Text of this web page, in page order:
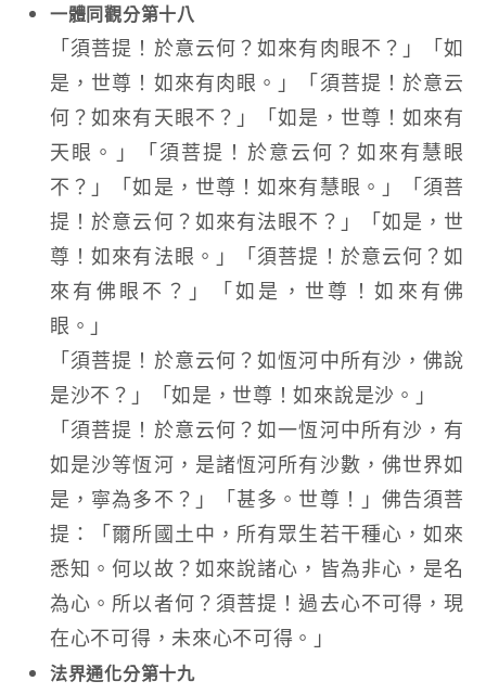
一體同觀分第十八
「須菩提！於意云何？如來有肉眼不？」「如
是，世尊！如來有肉眼。」「須菩提！於意云
何？如來有天眼不？」「如是，世尊！如來有
天眼。」「須菩提！於意云何？如來有慧眼
不？」「如是，世尊！如來有慧眼。」「須菩
提！於意云何？如來有法眼不？」「如是，世
尊！如來有法眼。」「須菩提！於意云何？如
來有佛眼不？」「如是，世尊！如來有佛
眼。」
「須菩提！於意云何？如恆河中所有沙，佛說
是沙不？」「如是，世尊！如來說是沙。」
「須菩提！於意云何？如一恆河中所有沙，有
如是沙等恆河，是諸恆河所有沙數，佛世界如
是，寧為多不？」「甚多。世尊！」佛告須菩
提：「爾所國土中，所有眾生若干種心，如來
悉知。何以故？如來說諸心，皆為非心，是名
為心。所以者何？須菩提！過去心不可得，現
在心不可得，未來心不可得。」
法界通化分第十九